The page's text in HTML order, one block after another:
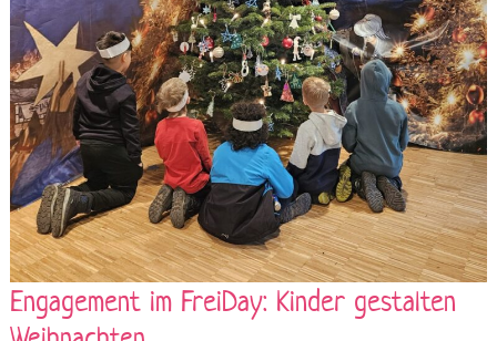
Engagement im FreiDay: Kinder gestalten